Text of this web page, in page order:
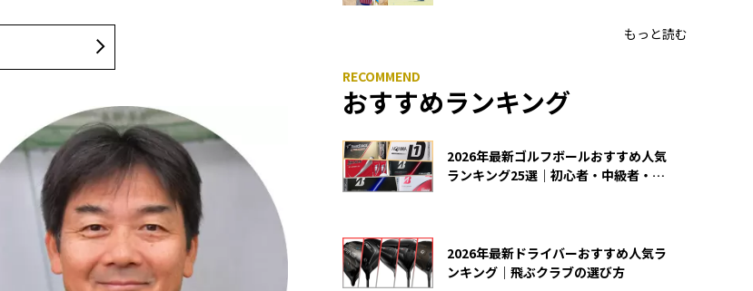
もっと読む
おすすめランキング
2026年最新ゴルフボールおすすめ人気
ランキング25選｜初心者・中級者・上
2026年最新ドライバーおすすめ人気ラ
ンキング｜飛ぶクラブの選び方